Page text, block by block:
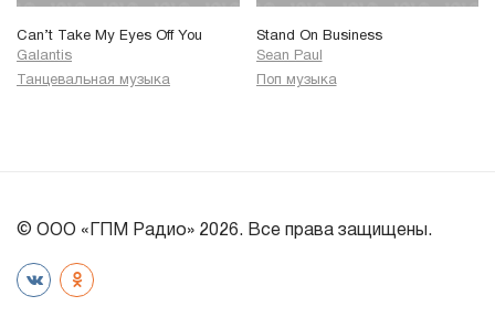
Can’t Take My Eyes Off You
Galantis
Танцевальная музыка
Stand On Business
Sean Paul
Поп музыка
© ООО «ГПМ Радио» 2026. Все права защищены.